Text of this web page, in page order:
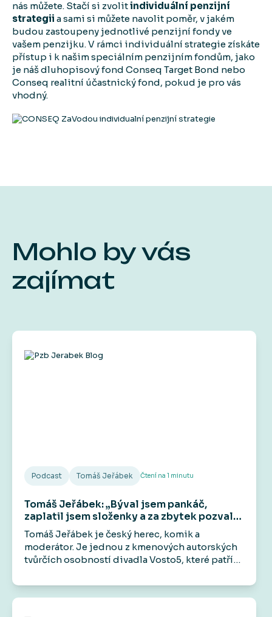
nás můžete. Stačí si zvolitindividuální penzijní
strategii a sami si můžete navolit poměr, v jakém
budou zastoupeny jednotlivé penzijní fondy ve
vašem penzijku. V rámci individuální strategie získáte
přístup i k našim speciálním penzijním fondům, jako
je náš dluhopisový fond Conseq Target Bond nebo
Conseq realitní účastnický fond, pokud je pro vás
vhodný.
Mohlo by vás
zajímat
Podcast Tomáš Jeřábek Čtení na 1 minutu
Tomáš Jeřábek: „Býval jsem pankáč,
zaplatil jsem složenky a za zbytek pozval
kámoše do hospody.“
Tomáš Jeřábek je český herec, komik a
moderátor. Je jednou z kmenových autorských
tvůrčích osobností divadla Vosto5, které patří
seriálech Základka, Rapl i ve filmech jako
Gangster Ka, Román pro ženy nebo Šarlatán.